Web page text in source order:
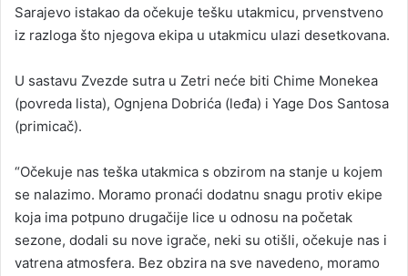
Sarajevo istakao da očekuje tešku utakmicu, prvenstveno
iz razloga što njegova ekipa u utakmicu ulazi desetkovana.
U sastavu Zvezde sutra u Zetri neće biti Chime Monekea
(povreda lista), Ognjena Dobrića (leđa) i Yage Dos Santosa
(primicač).
“Očekuje nas teška utakmica s obzirom na stanje u kojem
se nalazimo. Moramo pronaći dodatnu snagu protiv ekipe
koja ima potpuno drugačije lice u odnosu na početak
sezone, dodali su nove igrače, neki su otišli, očekuje nas i
vatrena atmosfera. Bez obzira na sve navedeno, moramo